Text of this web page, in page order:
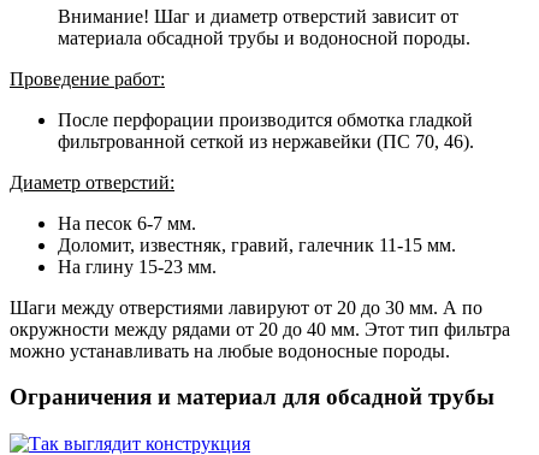
Внимание! Шаг и диаметр отверстий зависит от
материала обсадной трубы и водоносной породы.
Проведение работ:
После перфорации производится обмотка гладкой
фильтрованной сеткой из нержавейки (ПС 70, 46).
Диаметр отверстий:
На песок 6-7 мм.
Доломит, известняк, гравий, галечник 11-15 мм.
На глину 15-23 мм.
Шаги между отверстиями лавируют от 20 до 30 мм. А по
окружности между рядами от 20 до 40 мм. Этот тип фильтра
можно устанавливать на любые водоносные породы.
Ограничения и материал для обсадной трубы